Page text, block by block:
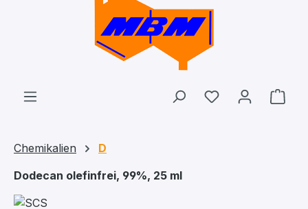
Du hast 0
Chemikalien
D
Dodecan olefinfrei, 99%, 25 ml